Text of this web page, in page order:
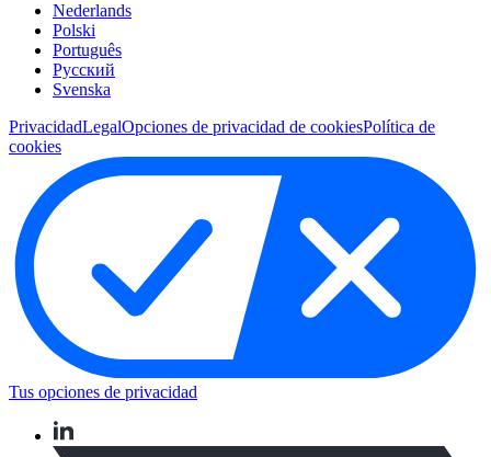
Nederlands
Polski
Português
Pусский
Svenska
PrivacidadLegalOpciones de privacidad de cookiesPolítica de
cookies
Tus opciones de privacidad